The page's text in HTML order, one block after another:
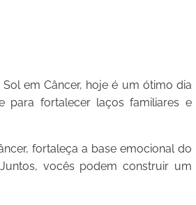
em Câncer, hoje é um ótimo dia
para fortalecer laços familiares e
fortaleça a base emocional do
vocês podem construir um